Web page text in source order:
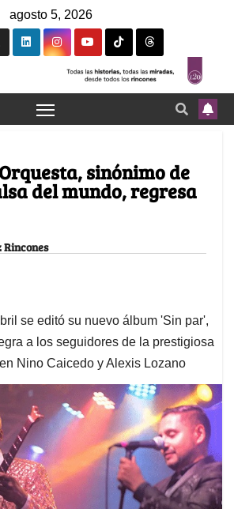
agosto 5, 2026
sinónimo de
del mundo, regresa
Rincones
se editó su nuevo álbum 'Sin par',
a los seguidores de la prestigiosa
Nino Caicedo y Alexis Lozano